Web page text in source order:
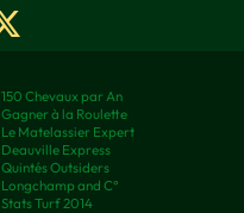
150 Chevaux par An
Gagner à la Roulette
Le Matelassier Expert
Deauville Express
Quintés Outsiders
Longchamp and C°
Stats Turf 2014